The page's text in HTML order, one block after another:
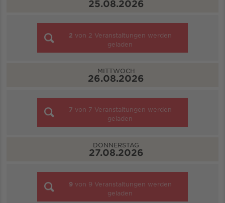
25.08.2026
2 von 2 Veranstaltungen werden
geladen
MITTWOCH
26.08.2026
7 von 7 Veranstaltungen werden
geladen
DONNERSTAG
27.08.2026
9 von 9 Veranstaltungen werden
geladen